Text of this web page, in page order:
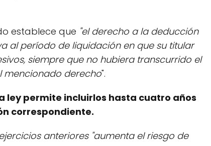
establece que "el derecho a la deducción
al período de liquidación en que su titular
siempre que no hubiera transcurrido el
mencionado derecho".
ley permite incluirlos hasta cuatro años
correspondiente.
anteriores "aumenta el riesgo de